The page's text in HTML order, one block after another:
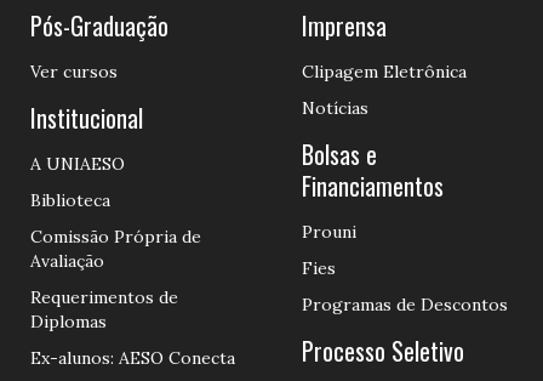
Pós-Graduação
Ver cursos
Institucional
A UNIAESO
Biblioteca
Comissão Própria de
Avaliação
Requerimentos de
Diplomas
Ex-alunos: AESO Conecta
Imprensa
Clipagem Eletrônica
Notícias
Bolsas e
Financiamentos
Prouni
Fies
Programas de Descontos
Processo Seletivo